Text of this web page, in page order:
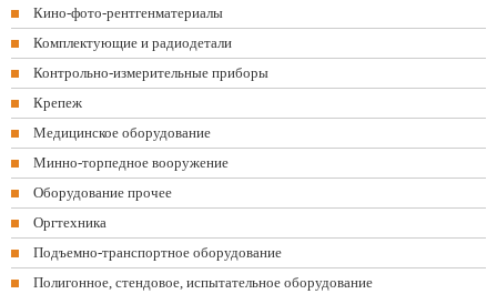
Кино-фото-рентгенматериалы
Комплектующие и радиодетали
Контрольно-измерительные приборы
Крепеж
Медицинское оборудование
Минно-торпедное вооружение
Оборудование прочее
Оргтехника
Подъемно-транспортное оборудование
Полигонное, стендовое, испытательное оборудование